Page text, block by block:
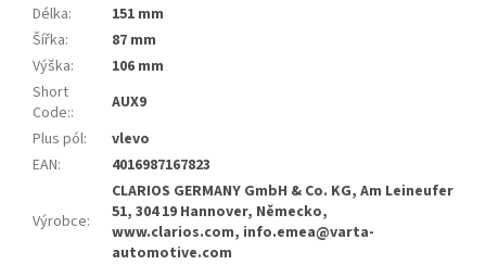
Délka:
151 mm
Šířka:
87 mm
Výška:
106 mm
Short
Code::
AUX9
Plus pól:
vlevo
EAN: 4016987167823
Výrobce:
CLARIOS GERMANY GmbH & Co. KG, Am Leineufer
51, 304 19 Hannover, Německo,
www.clarios.com, info.emea@varta-
automotive.com